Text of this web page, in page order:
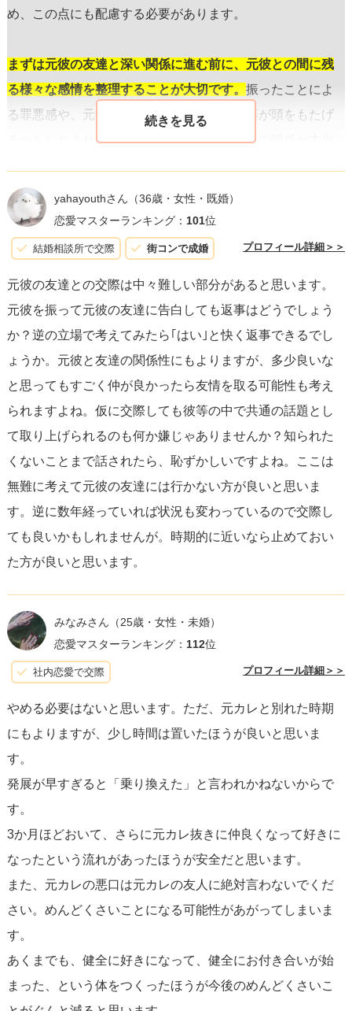
め、この点にも配慮する必要があります。
まずは元彼の友達と深い関係に進む前に、元彼との間に残
る様々な感情を整理することが大切です。振ったことによ
る罪悪感や、元彼への配慮など、様々な葛藤が頭をもたげ
るかもしれません。その上で、元彼の友達との関係が本当
恋愛感情が真剣であり、その人との将来をしっかりと考え
られるのなら、取り組む価値はあるかもしれません。
関係について対話を求める勇気を持つことも一つの方法で
す。思いやりと透明性を持って、元彼との友情を維持しな
がら新しい恋愛へと進むことが、問題を減らすためには最
良かもしれません。
ただし、「面倒くさそう」と感じるならば、その感覚を無
視してはいけません。 それは、この恋愛がもたらすであろ
う障害を乗り越えられる自信がないことの表れかもしれま
せん。
恋愛するにあたって「やめておいた方が良い」という答え
はありません。重要なのは、あなたがこれからの行動を通
じて得る経験と、それがあなた自身の人生にどのように寄
与するかということです。どの選択をするにしても、
が受け入れられる結果を想像し、自分自身の幸福を最優先
に決断を下してください。
yahayouthさん （36歳・女性・既婚）
恋愛マスターランキング： 101位
結婚相談所で交際 街コンで成婚 プロフィール詳細＞＞
元彼の友達との交際は中々難しい部分があると思います。
元彼を振って元彼の友達に告白しても返事はどうでしょう
か？逆の立場で考えてみたら｢はい｣と快く返事できるでし
ょうか。元彼と友達の関係性にもよりますが、多少良いな
と思ってもすごく仲が良かったら友情を取る可能性も考え
られますよね。仮に交際しても彼等の中で共通の話題とし
て取り上げられるのも何か嫌じゃありませんか？知られた
くないことまで話されたら、恥ずかしいですよね。ここは
無難に考えて元彼の友達には行かない方が良いと思いま
す。逆に数年経っていれば状況も変わっているので交際し
ても良いかもしれませんが。時期的に近いなら止めておい
た方が良いと思います。
みなみさん （25歳・女性・未婚）
恋愛マスターランキング： 112位
社内恋愛で交際 プロフィール詳細＞＞
やめる必要はないと思います。ただ、元カレと別れた時期
にもよりますが、少し時間は置いたほうが良いと思いま
す。
発展が早すぎると「乗り換えた」と言われかねないからで
す。
3か月ほどおいて、さらに元カレ抜きに仲良くなって好きに
なったという流れがあったほうが安全だと思います。
また、元カレの悪口は元カレの友人に絶対言わないでくだ
さい。めんどくさいことになる可能性があがってしまいま
す。
あくまでも、健全に好きになって、健全にお付き合いが始
まった、という体をつくったほうが今後のめんどくさいこ